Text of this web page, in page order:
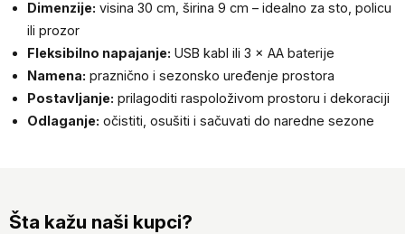
Dimenzije: visina 30 cm, širina 9 cm – idealno za sto, policu
ili prozor
Fleksibilno napajanje: USB kabl ili 3 × AA baterije
Namena: praznično i sezonsko uređenje prostora
Postavljanje: prilagoditi raspoloživom prostoru i dekoraciji
Odlaganje: očistiti, osušiti i sačuvati do naredne sezone
Šta kažu naši kupci?